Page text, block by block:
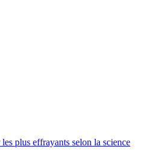
plus effrayants selon la science